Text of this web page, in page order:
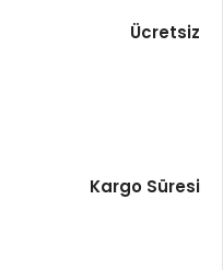
Ücretsiz
Kargo Süresi